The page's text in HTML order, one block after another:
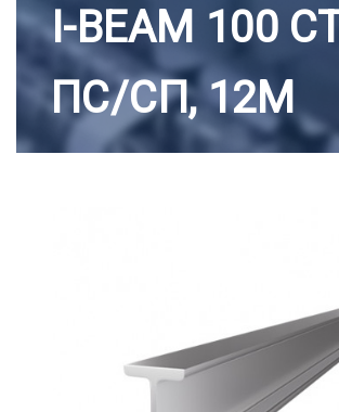
I-BEAM 100
ПС/СП, 12M